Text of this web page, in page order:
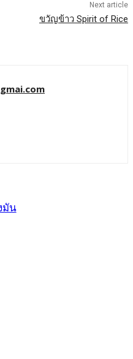
Next article
ขวัญข้าว Spirit of Rice
มัน